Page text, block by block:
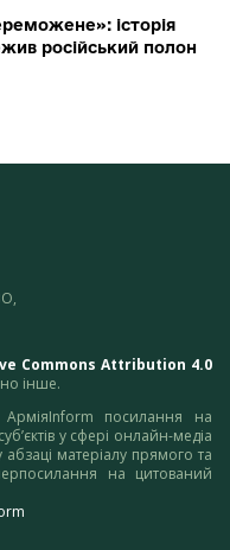
історія
російський полон
Commons Attribution 4.0
інше.
посилання на
у сфері онлайн-медіа
матеріалу прямого та
на цитований